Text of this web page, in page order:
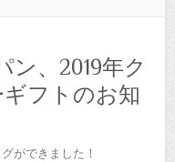
、2019年ク
フトのお知
ができました！